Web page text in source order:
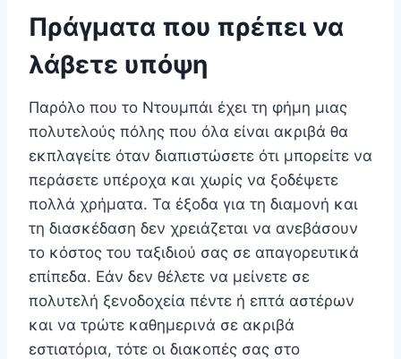
Πράγματα που πρέπει να
λάβετε υπόψη
Παρόλο που το Ντουμπάι έχει τη φήμη μιας
πολυτελούς πόλης που όλα είναι ακριβά θα
εκπλαγείτε όταν διαπιστώσετε ότι μπορείτε να
περάσετε υπέροχα και χωρίς να ξοδέψετε
πολλά χρήματα. Τα έξοδα για τη διαμονή και
τη διασκέδαση δεν χρειάζεται να ανεβάσουν
το κόστος του ταξιδιού σας σε απαγορευτικά
επίπεδα. Εάν δεν θέλετε να μείνετε σε
πολυτελή ξενοδοχεία πέντε ή επτά αστέρων
και να τρώτε καθημερινά σε ακριβά
εστιατόρια, τότε οι διακοπές σας στο